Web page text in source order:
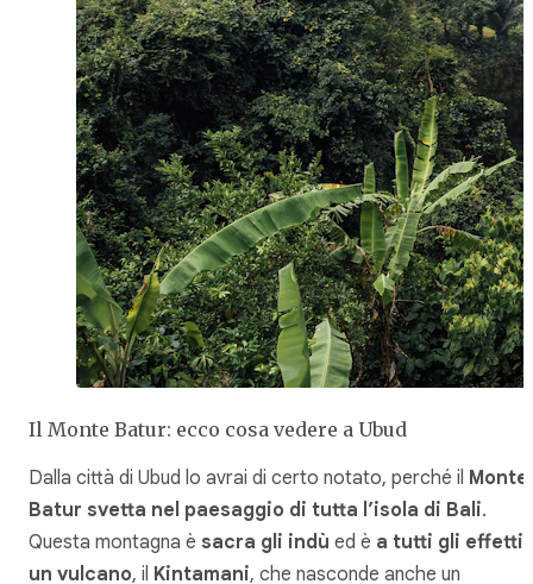
Il Monte Batur: ecco cosa vedere a Ubud
Dalla città di Ubud lo avrai di certo notato, perché il Monte
Batur svetta nel paesaggio di tutta l’isola di Bali.
Questa montagna è sacra gli indù ed è a tutti gli effetti
un vulcano, il Kintamani, che nasconde anche un